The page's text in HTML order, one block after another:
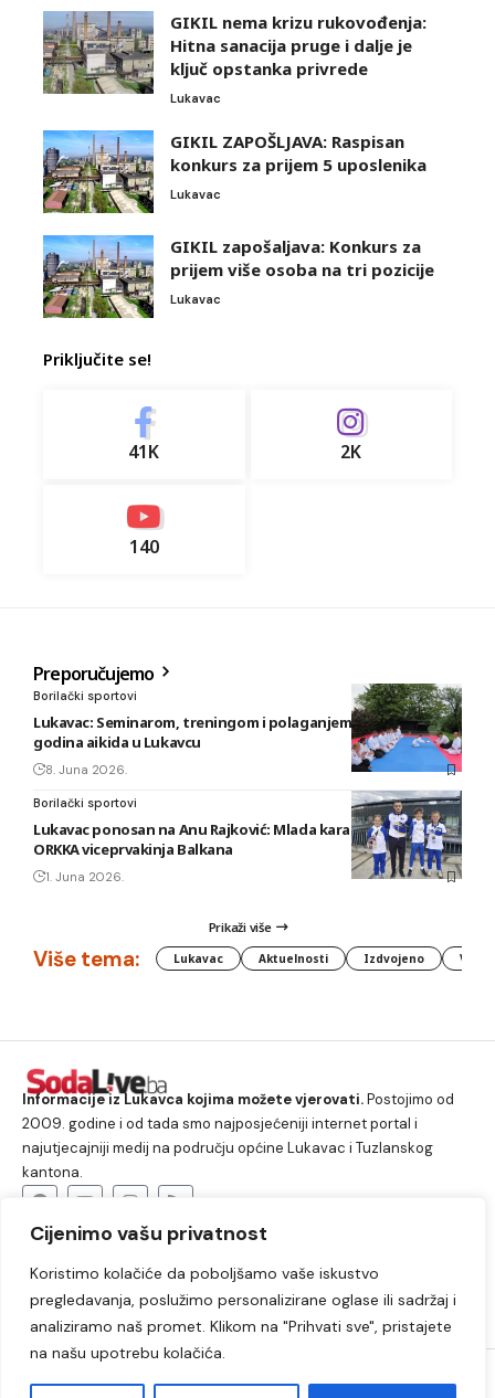
Cijenimo vašu privatnost
Koristimo kolačiće da poboljšamo vaše iskustvo
pregledavanja, poslužimo personalizirane oglase ili sadržaj i
analiziramo naš promet. Klikom na "Prihvati sve", pristajete
na našu upotrebu kolačića.
GIKIL nema krizu rukovođenja:
Hitna sanacija pruge i dalje je
ključ opstanka privrede
Lukavac
GIKIL ZAPOŠLJAVA: Raspisan
konkurs za prijem 5 uposlenika
Lukavac
GIKIL zapošaljava: Konkurs za
prijem više osoba na tri pozicije
Lukavac
Priključite se!
41K 2K
140
Preporučujemo
Borilački sportovi
Lukavac: Seminarom, treningom i polaganjem obilježeno 20
godina aikida u Lukavcu
8. Juna 2026.
Borilački sportovi
Lukavac ponosan na Anu Rajković: Mlada karatistkinja KBS
ORKKA viceprvakinja Balkana
1. Juna 2026.
Prikaži više
Više tema: Lukavac Aktuelnosti Izdvojeno
Informacije iz Lukavca kojima možete vjerovati.Postojimo od
2009. godine i od tada smo najposjećeniji internet portal i
najutjecajniji medij na području općine Lukavac i Tuzlanskog
kantona.
Lukavac Društvo Crna hronika
Sport
Kultura
Kolumne Slobodno vrijeme